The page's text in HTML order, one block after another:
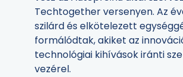
Techtogether versenyen. Az
szilárd és elkötelezett
formálódtak, akiket az
technológiai kihívások iránti
vezérel.